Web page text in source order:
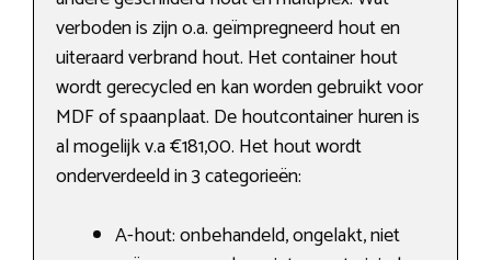
verboden is zijn o.a. geïmpregneerd hout en
uiteraard verbrand hout. Het container hout
wordt gerecycled en kan worden gebruikt voor
MDF of spaanplaat. De houtcontainer huren is
al mogelijk v.a €181,00. Het hout wordt
onderverdeeld in 3 categorieën:
A-hout: onbehandeld, ongelakt, niet